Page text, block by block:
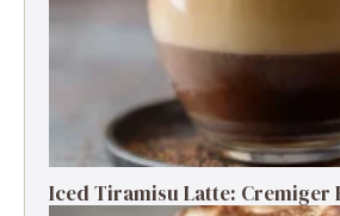
Iced Tiramisu Latte: Cremiger